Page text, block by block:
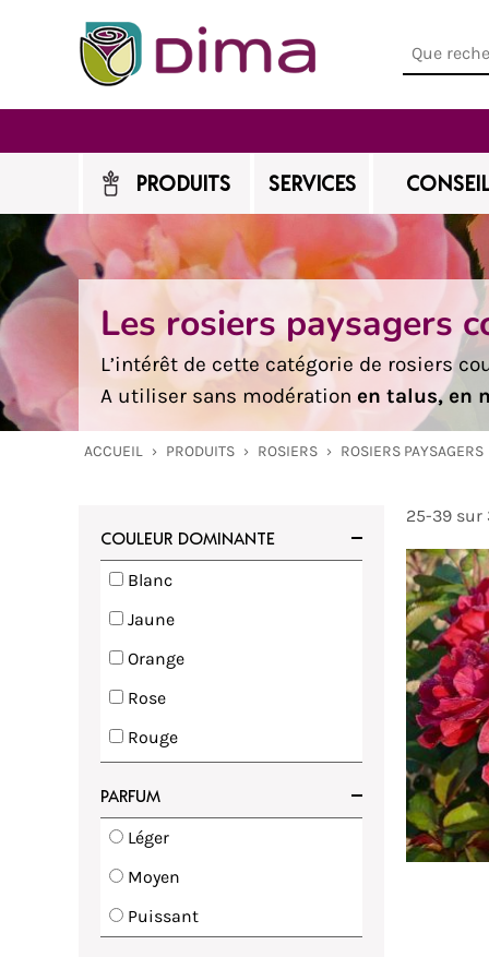
PRODUITS SERVICES
Les rosiers paysagers
L’intérêt de cette catégorie de rosiers
A utiliser sans modération en talus, en
ACCUEIL › PRODUITS › ROSIERS › ROSIERS PAYSAGERS
COULEUR DOMINANTE
Blanc
Jaune
Orange
Rose
Rouge
Vert
PARFUM
Léger
Moyen
Puissant
25-39 sur